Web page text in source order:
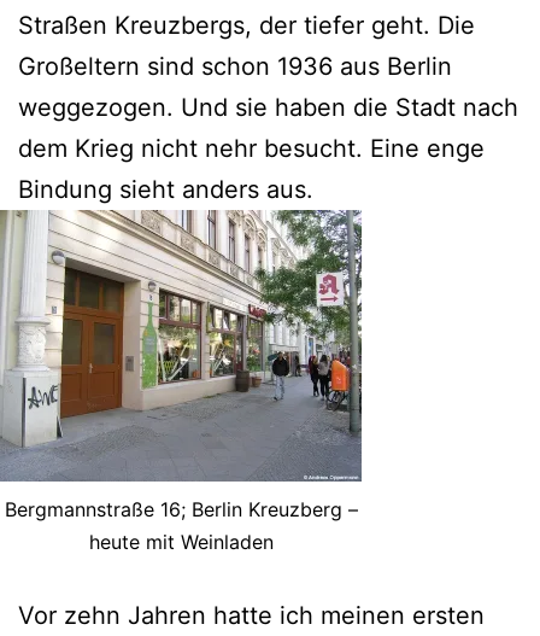
Straßen Kreuzbergs, der tiefer geht. Die
Großeltern sind schon 1936 aus Berlin
weggezogen. Und sie haben die Stadt nach
dem Krieg nicht nehr besucht. Eine enge
Bindung sieht anders aus.
Bergmannstraße 16; Berlin Kreuzberg –
heute mit Weinladen
Vor zehn Jahren hatte ich meinen ersten